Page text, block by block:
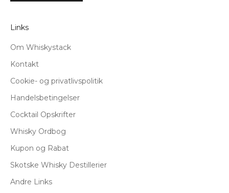
Links
Om Whiskystack
Kontakt
Cookie- og privatlivspolitik
Handelsbetingelser
Cocktail Opskrifter
Whisky Ordbog
Kupon og Rabat
Skotske Whisky Destillerier
Andre Links